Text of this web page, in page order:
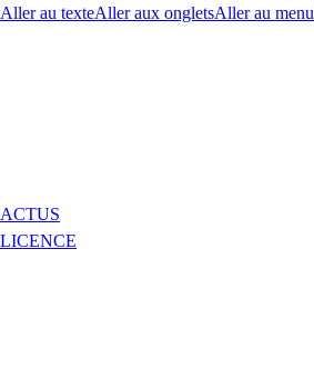
Aller au texteAller aux ongletsAller au menu
ACTUS
LICENCE